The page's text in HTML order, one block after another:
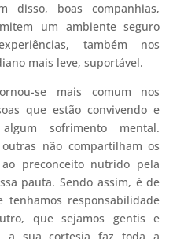
disso, boas companhias,
um ambiente seguro
também nos
mais leve, suportável.
se mais comum nos
que estão convivendo e
sofrimento mental.
não compartilham os
preconceito nutrido pela
pauta. Sendo assim, é de
tenhamos responsabilidade
que sejamos gentis e